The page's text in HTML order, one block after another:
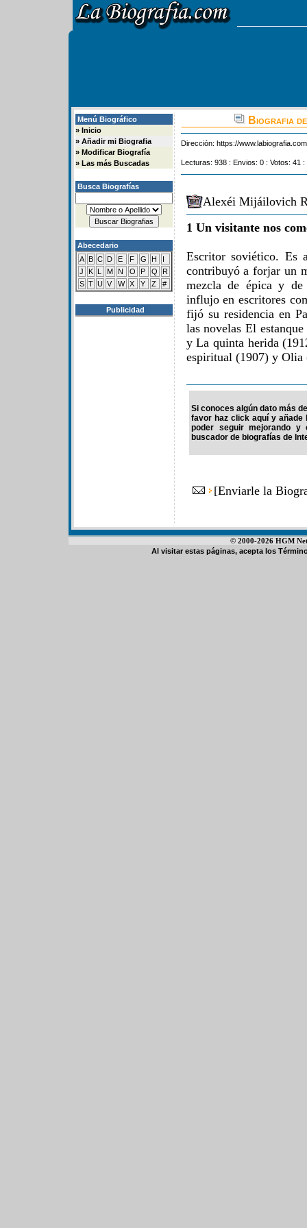
Menú Biográfico
» Inicio
» Añadir mi Biografia
» Modificar Biografía
» Las más Buscadas
Busca Biografías
Abecedario
A B C D E F G H
I
J
K L M N O P Q
R
S T U V W X Y Z #
Publicidad
Biografia
Dirección: https://
Lecturas: 938 : Envios: 0 : Votos: 41
Alexéi Mijáilovich
1 Un visitante nos
Escritor soviético. Es
contribuyó a forjar un
mezcla de épica y
influjo en escritores
fijó su residencia en
las novelas El
y La quinta herida
espiritual (1907) y Olia
Si conoces algún dato más
favor haz click aquí y
poder seguir mejorando y
buscador de biografías de
[Enviarle la
© 2000-2026 HGM
Al visitar estas páginas, acepta los